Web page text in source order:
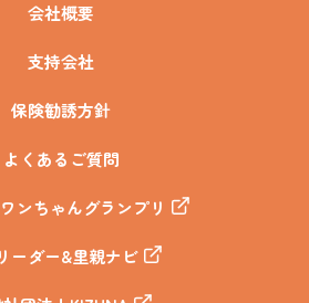
会社概要
支持会社
保険勧誘方針
よくあるご質問
ンちゃんグランプリ
ーダー&里親ナビ